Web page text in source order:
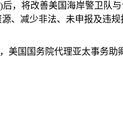
后，将改善美国海岸警卫队
、减少非法、未申报及违
美国国务院代理亚太事务助